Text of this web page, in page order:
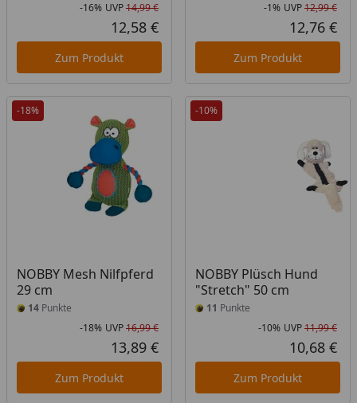
Rabatt in Prozent
-16%
Ursprünglicher Preis
UVP14,99 €
Aktueller Preis
12,58 €
Zum Produkt
-1% UVP12,99 €
12,76 €
Zum Produkt
-18%
NOBBY Mesh Nilfpferd
29 cm
14 Punkte
Rabatt in Prozent
-18%
Ursprünglicher Preis
UVP16,99 €
Aktueller Preis
13,89 €
Zum Produkt
-10%
NOBBY Plüsch Hund
"Stretch" 50 cm
11 Punkte
-10% UVP11,99 €
10,68 €
Zum Produkt